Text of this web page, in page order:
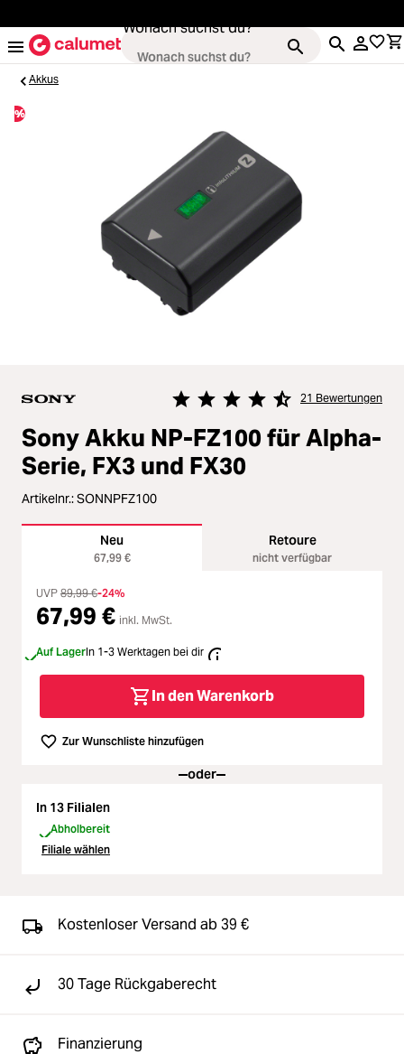
Wonach suchst du?
Objektive
Video & Drohnen
Stative & Gimbals
Loading... Zubehör
Loading... Licht & Studio
Loading... Bildbearbeitung
Ferngläser
Loading... Second Hand
Loading... SALE
Loading...
Akkus
%
Durchschnittliche Bewertung von
21 Bewertungen
Sony Akku NP-FZ100 für Alpha-
Serie, FX3 und FX30
Artikelnr.:SONNPFZ100
Neu
67,99 €
Retoure
nicht verfügbar
UVP 89,99 €-24%
67,99 € inkl. MwSt.
Auf LagerIn 1-3 Werktagen bei dir
In den Warenkorb
Zur Wunschliste hinzufügen
oder
In 13 Filialen
Abholbereit
Filiale wählen
Kostenloser Versand ab 39 €
30 Tage Rückgaberecht
Finanzierung